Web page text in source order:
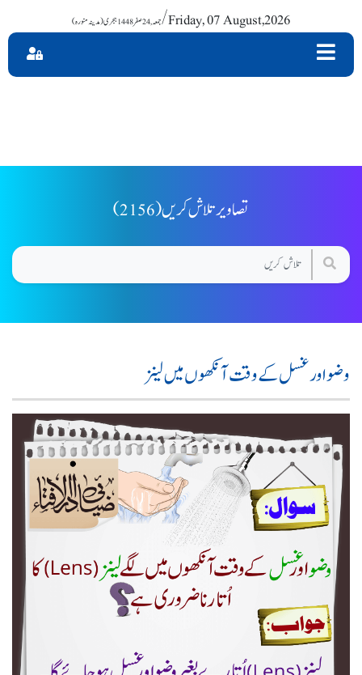
جمعہ , 24 صفر 1448 ہجری (مدینہ منورہ)/ Friday, 07 August,2026
(2156) تصاویر تلاش کریں
وضو اور غسل کے وقت آنکھوں میں لینز